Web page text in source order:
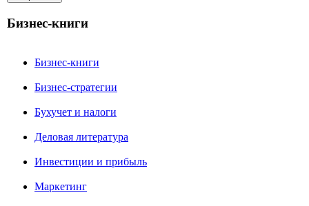
Бизнес-книги
Бизнес-книги
Бизнес-стратегии
Бухучет и налоги
Деловая литература
Инвестиции и прибыль
Маркетинг